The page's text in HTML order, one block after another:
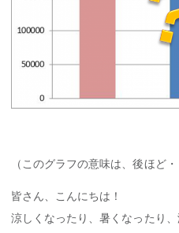
（このグラフの意味は、後ほど・
皆さん、こんにちは！
涼しくなったり、暑くなったり、